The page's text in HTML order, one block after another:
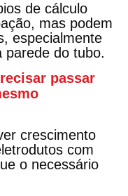
de cálculo
mas podem
especialmente
parede do tubo.
passar
crescimento
com
o necessário